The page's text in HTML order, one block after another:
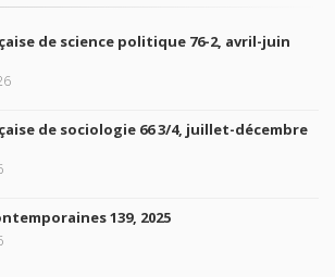
de science politique 76-2, avril-juin
de sociologie 66 3/4, juillet-décembre
139, 2025